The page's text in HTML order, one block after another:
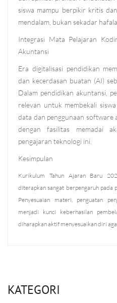
siswa mampu berpikir kritis
mendalam, bukan sekadar
Integrasi Mata Pelajaran
Akuntansi
Era digitalisasi pendidikan
dan kecerdasan buatan (AI)
Dalam pendidikan akuntansi,
relevan untuk membekali
data dan penggunaan software
dengan fasilitas memadai
pengajaran teknologi ini.
Kesimpulan
Kurikulum Tahun Ajaran Baru
diterapkan sangat berpengaruh pada
Penyesuaian materi, penguatan
menjadi kunci keberhasilan
diharapkan aktif menyesuaikan diri
KATEGORI